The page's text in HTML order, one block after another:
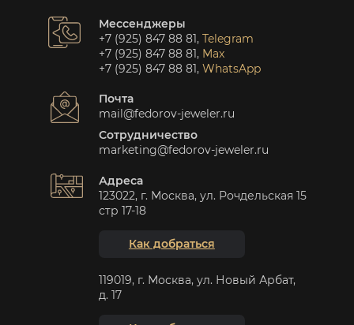
Мессенджеры
+7 (925) 847 88 81, Telegram
+7 (925) 847 88 81, Max
+7 (925) 847 88 81, WhatsApp
Почта
mail@fedorov-jeweler.ru
Сотрудничество
marketing@fedorov-jeweler.ru
Адреса
123022, г. Москва, ул. Рочдельская 15
стр 17-18
Как добраться
119019, г. Москва, ул. Новый Арбат,
д. 17